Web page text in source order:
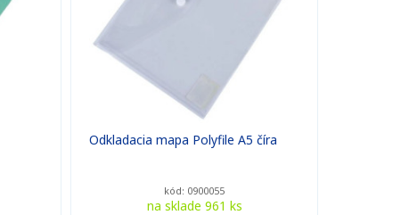
Odkladacia mapa Polyfile A5 číra
kód: 0900055
na sklade 961 ks